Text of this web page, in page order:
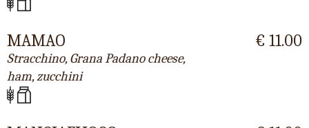
MAMAO
Stracchino, Grana Padano cheese,
ham, zucchini
€ 11.00